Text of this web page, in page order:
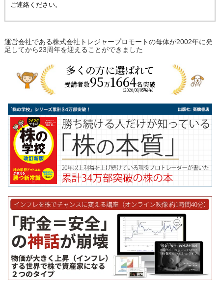
ご連絡ください。
運営会社である株式会社トレジャープロモートの母体が2002年に発
足してから23周年を迎えることができました
多くの方に選ばれて
受講者数95万1664名突破
（2026/08/05現在）